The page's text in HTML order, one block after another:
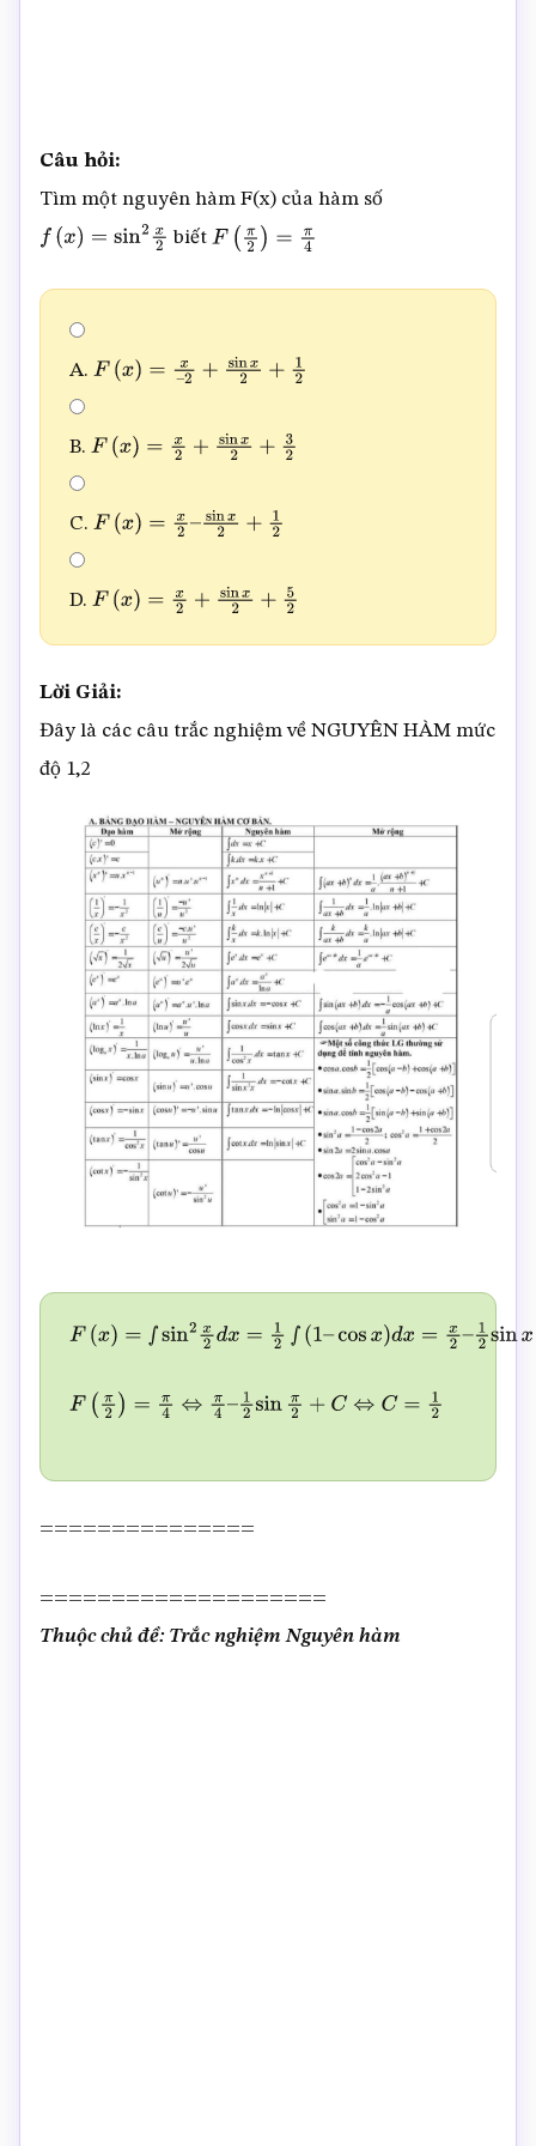
Câu hỏi:
Tìm một nguyên hàm F(x) của hàm số
f( x)= sin 2x2 biết F π 2) = π4
A. F x)= x–2 +sin +
B. F x)= x2+ sinx +3
C. F x)= x2– sin 2+
D. F x)= x2+ sinx +5
Lời Giải:
Đây là các câu trắc nghiệm về NGUYÊN HÀM mức
độ 1,2
F x)= sin2 x2d = 12∫ (1– cos x)d =x2 –12sinx+ C
F π 2) = π4 ⇔ 4– 12 sin π2+ C ⇔ C= 12
===============
====================
Thuộc chủ đề: Trắc nghiệm Nguyên hàm